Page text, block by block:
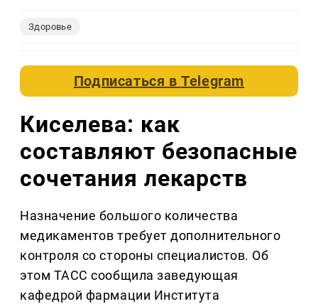
Здоровье
Подписаться вTelegram
Киселева: как
составляют безопасные
сочетания лекарств
Назначение большого количества
медикаментов требует дополнительного
контроля со стороны специалистов. Об
этом ТАСС сообщила заведующая
кафедрой фармации Института